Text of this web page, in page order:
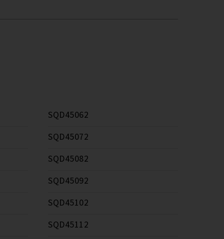
SQD45062
SQD45072
SQD45082
SQD45092
SQD45102
SQD45112